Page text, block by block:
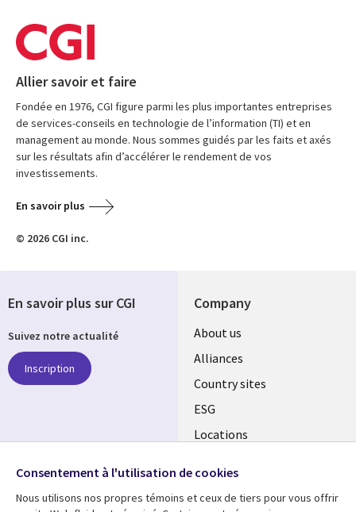
Allier savoir et faire
Fondée en 1976, CGI figure parmi les plus importantes entreprises
de services-conseils en technologie de l’information (TI) et en
management au monde. Nous sommes guidés par les faits et axés
sur les résultats afin d’accélérer le rendement de vos
investissements.
En savoir plus
© 2026 CGI inc.
Company
About us
Alliances
Country sites
ESG
Locations
En savoir plus sur CGI
Suivez notre actualité
Inscription
SUIVEZ-NOUS
Consentement à l'utilisation de cookies
Nous utilisons nos propres témoins et ceux de tiers pour vous offrir